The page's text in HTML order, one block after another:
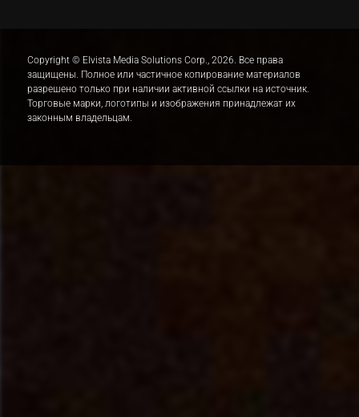
Copyright © Elvista Media Solutions Corp., 2026. Все права
защищены. Полное или частичное копирование материалов
разрешено только при наличии активной ссылки на источник.
Торговые марки, логотипы и изображения принадлежат их
законным владельцам.